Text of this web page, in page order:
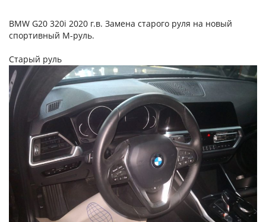
BMW G20 320i 2020 г.в. Замена старого руля на новый
спортивный M-руль.
Старый руль